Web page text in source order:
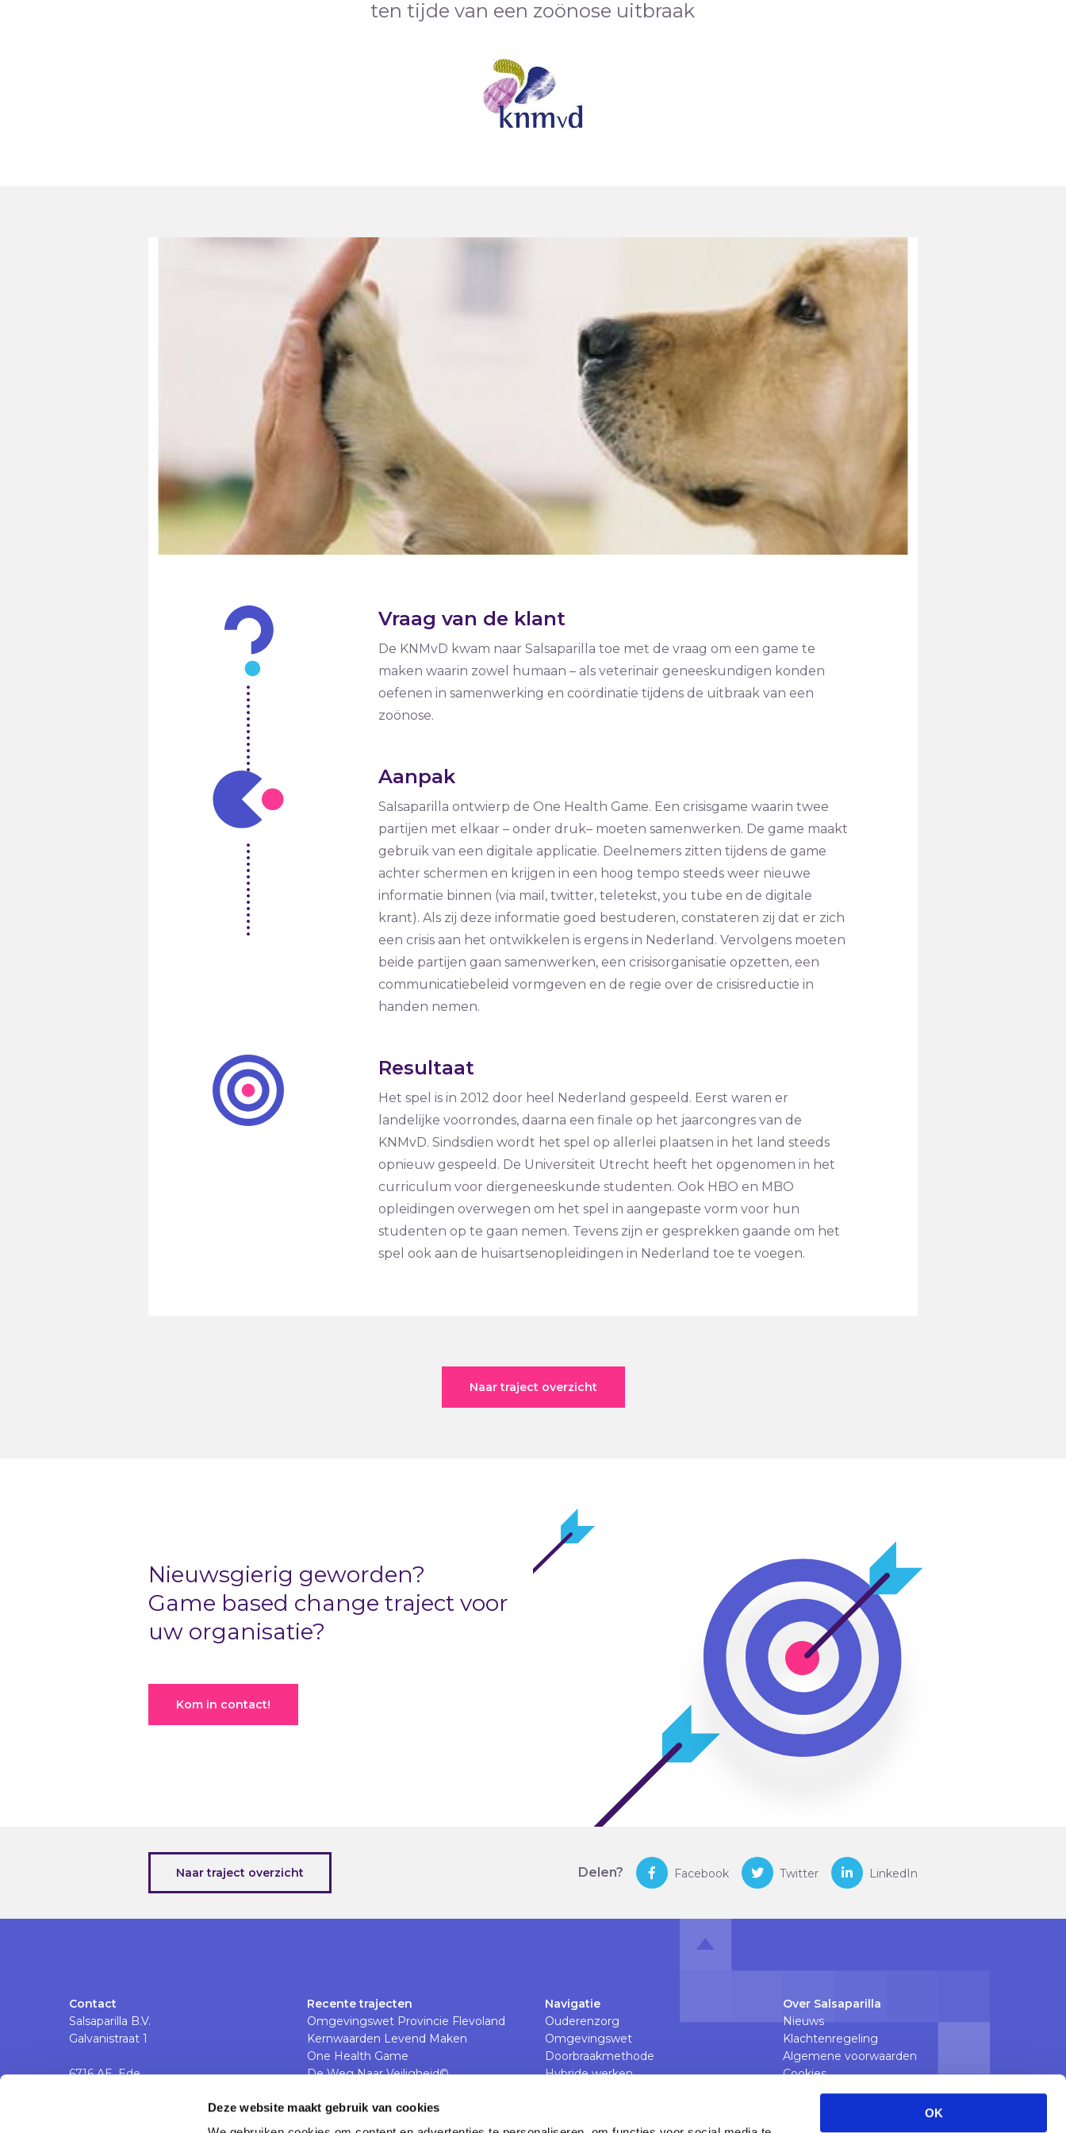
Deze website maakt gebruik van cookies
OK
ten tijde van een zoönose uitbraak
Vraag van de klant
De KNMvD kwam naar Salsaparilla toe met de vraag om een game te
maken waarin zowel humaan – als veterinair geneeskundigen konden
oefenen in samenwerking en coördinatie tijdens de uitbraak van een
zoönose.
Aanpak
Salsaparilla ontwierp de One Health Game. Een crisisgame waarin twee
partijen met elkaar – onder druk– moeten samenwerken. De game maakt
gebruik van een digitale applicatie. Deelnemers zitten tijdens de game
achter schermen en krijgen in een hoog tempo steeds weer nieuwe
informatie binnen (via mail, twitter, teletekst, you tube en de digitale
krant). Als zij deze informatie goed bestuderen, constateren zij dat er zich
een crisis aan het ontwikkelen is ergens in Nederland. Vervolgens moeten
beide partijen gaan samenwerken, een crisisorganisatie opzetten, een
communicatiebeleid vormgeven en de regie over de crisisreductie in
handen nemen.
Resultaat
Het spel is in 2012 door heel Nederland gespeeld. Eerst waren er
landelijke voorrondes, daarna een finale op het jaarcongres van de
KNMvD. Sindsdien wordt het spel op allerlei plaatsen in het land steeds
opnieuw gespeeld. De Universiteit Utrecht heeft het opgenomen in het
curriculum voor diergeneeskunde studenten. Ook HBO en MBO
opleidingen overwegen om het spel in aangepaste vorm voor hun
studenten op te gaan nemen. Tevens zijn er gesprekken gaande om het
spel ook aan de huisartsenopleidingen in Nederland toe te voegen.
Naar traject overzicht
Nieuwsgierig geworden?
Game based change traject voor
uw organisatie?
Kom in contact!
Naar traject overzicht Delen? Facebook Twitter LinkedIn
Contact
Salsaparilla B.V.
Galvanistraat 1
6716 AE, Ede
Recente trajecten
Omgevingswet Provincie Flevoland
Kernwaarden Levend Maken
One Health Game
De Weg Naar Veiligheid©
Navigatie
Ouderenzorg
Omgevingswet
Doorbraakmethode
Hybride werken
Werkdruk en werkcultuur in de zorg
Over Salsaparilla
Nieuws
Klachtenregeling
Algemene voorwaarden
Cookies
Privacyverklaring